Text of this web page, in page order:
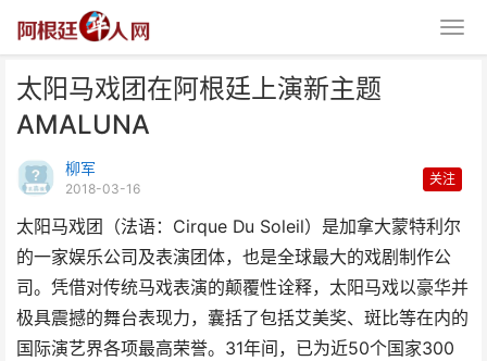
太阳马戏团在阿根廷上演新主题
AMALUNA
柳军
2018-03-16
关注
太阳马戏团（法语：Cirque Du Soleil）是加拿大蒙特利尔
的一家娱乐公司及表演团体，也是全球最大的戏剧制作公
司。凭借对传统马戏表演的颠覆性诠释，太阳马戏以豪华并
极具震撼的舞台表现力，囊括了包括艾美奖、斑比等在内的
国际演艺界各项最高荣誉。31年间，已为近50个国家300
太阳马戏团在阿根廷上演新主题
AMALUNA